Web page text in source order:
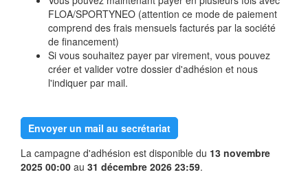
FLOA/SPORTYNEO (attention ce mode de paiement
comprend des frais mensuels facturés par la société
de financement)
Si vous souhaitez payer par virement, vous pouvez
créer et valider votre dossier d'adhésion et nous
l'indiquer par mail.
Envoyer un mail au secrétariat
La campagne d'adhésion est disponible du 13 novembre
2025 00:00 au 31 décembre 2026 23:59.